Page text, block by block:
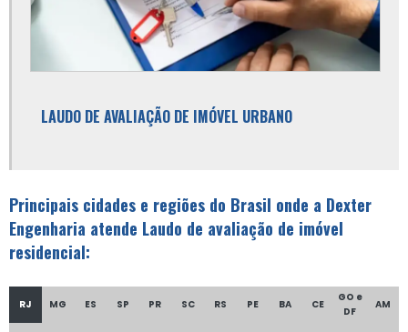
Empresa de engenharia civil em são paulo
Empresa de engenharia civil sp
Empresa especializada em avaliação de imóveis
Empresas que fazem avaliação de imóveis
Engenharia civil consultoria
Engenharia consultiva
Engenharia de avaliação
LAUDO DE AVALIAÇÃO DE IMÓVEL URBANO
Principais cidades e regiões do Brasil onde a Dexter
Engenharia atende Laudo de avaliação de imóvel
residencial:
RJ MG ES SP PR SC RS PE BA CE
GO e
DF
AM